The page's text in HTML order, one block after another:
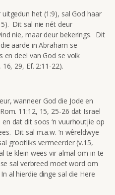
het (1:9), sal God haar
Dit sal nie nét deur
nie, maar deur bekerings. Dit
aarde in Abraham se
en deel van God se volk
29, Ef. 2:11-22).
wanneer God die Jode en
11:12, 15, 25-26 dat Israel
dat dit soos ‘n vuurhoutjie op
Dit sal m.a.w. ‘n wêreldwye
grootliks vermeerder (v.15,
te klein wees vir almal om in te
sal verbreed moet word om
al hierdie dinge sal die Here